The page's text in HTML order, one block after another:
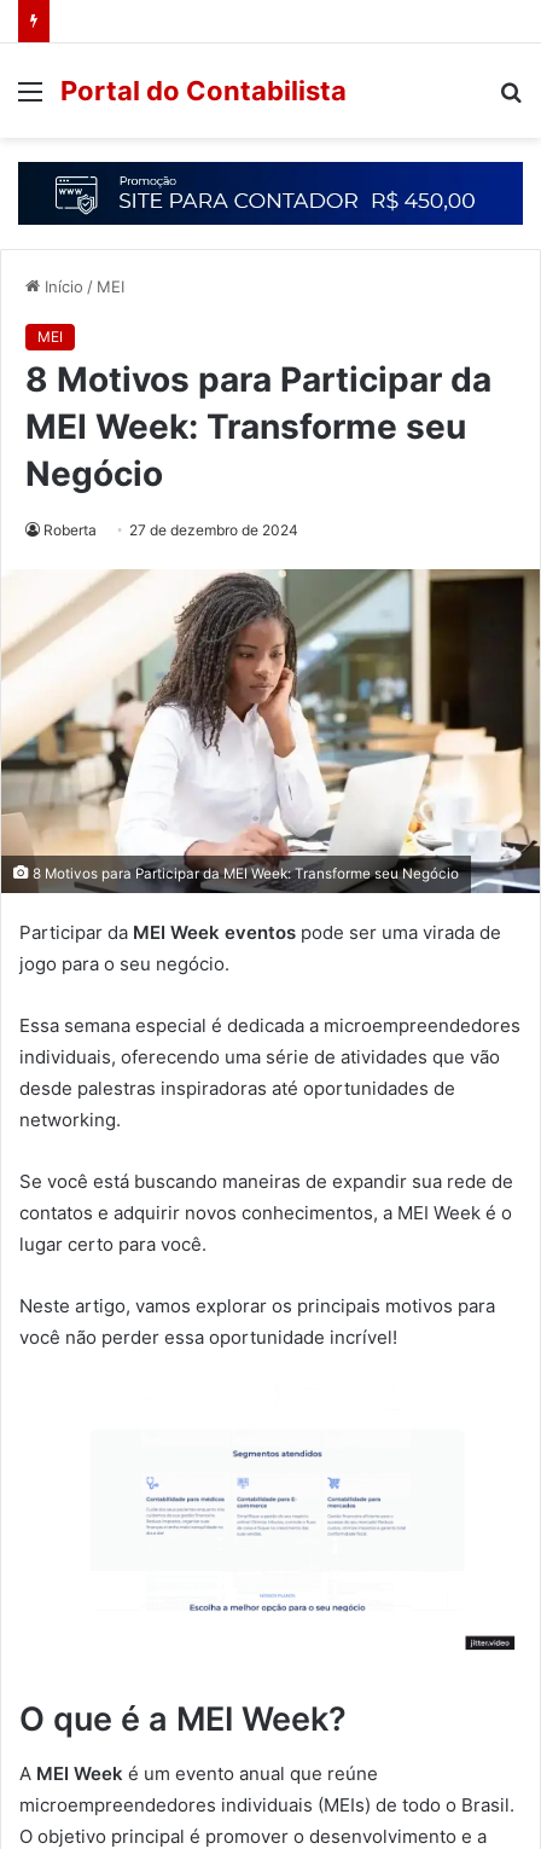
Portal do Contabilista
Início / MEI
MEI
8 Motivos para Participar da
MEI Week: Transforme seu
Negócio
Roberta 27 de dezembro de 2024
8 Motivos para Participar da MEI Week: Transforme seu Negócio
Participar da MEI Week eventos pode ser uma virada de
jogo para o seu negócio.
Essa semana especial é dedicada a microempreendedores
individuais, oferecendo uma série de atividades que vão
desde palestras inspiradoras até oportunidades de
networking.
Se você está buscando maneiras de expandir sua rede de
contatos e adquirir novos conhecimentos, a MEI Week é o
lugar certo para você.
Neste artigo, vamos explorar os principais motivos para
você não perder essa oportunidade incrível!
O que é a MEI Week?
A MEI Week é um evento anual que reúne
microempreendedores individuais (MEIs) de todo o Brasil.
O objetivo principal é promover o desenvolvimento e a